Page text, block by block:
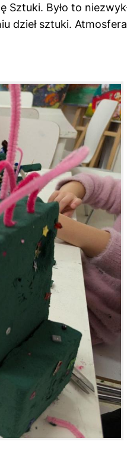
Sztuki. Było to
dzieł sztuki.